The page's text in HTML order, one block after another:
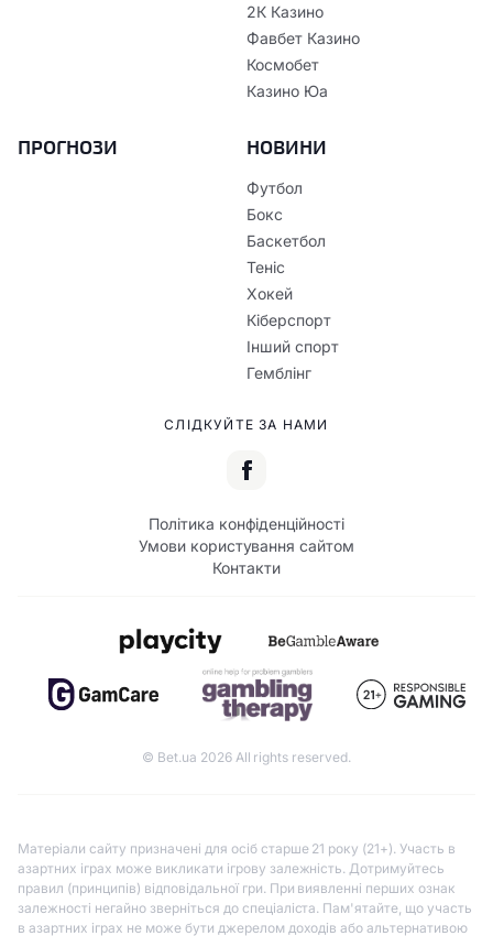
2К Казино
Фавбет Казино
Космобет
Казино Юа
ПРОГНОЗИ НОВИНИ
Футбол
Бокс
Баскетбол
Теніс
Хокей
Кіберспорт
Інший спорт
Гемблінг
СЛІДКУЙТЕ ЗА НАМИ
Політика конфіденційності
Умови користування сайтом
Контакти
© Bet.ua 2026 All rights reserved.
Матеріали сайту призначені для осіб старше 21 року (21+). Участь в
азартних іграх може викликати ігрову залежність. Дотримуйтесь
правил (принципів) відповідальної гри. При виявленні перших ознак
залежності негайно зверніться до спеціаліста. Пам'ятайте, що участь
в азартних іграх не може бути джерелом доходів або альтернативою